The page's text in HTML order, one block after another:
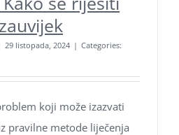
29 listopada, 2024 | Categories:
koji može izazvati
pravilne metode liječenja